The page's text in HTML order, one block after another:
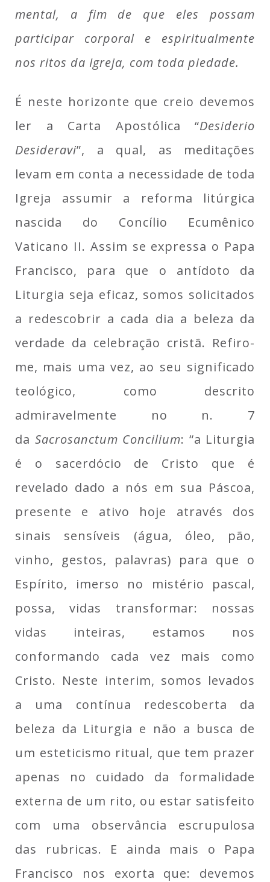
mental, a fim de que eles possam
participar corporal e espiritualmente
nos ritos da Igreja, com toda piedade.
É neste horizonte que creio devemos
ler a Carta Apostólica “Desiderio
Desideravi”, a qual, as meditações
levam em conta a necessidade de toda
Igreja assumir a reforma litúrgica
nascida do Concílio Ecumênico
Vaticano II. Assim se expressa o Papa
Francisco, para que o antídoto da
Liturgia seja eficaz, somos solicitados
a redescobrir a cada dia a beleza da
verdade da celebração cristã. Refiro-
me, mais uma vez, ao seu significado
teológico, como descrito
admiravelmente no n. 7
da Sacrosanctum Concilium: “a Liturgia
é o sacerdócio de Cristo que é
revelado dado a nós em sua Páscoa,
presente e ativo hoje através dos
sinais sensíveis (água, óleo, pão,
vinho, gestos, palavras) para que o
Espírito, imerso no mistério pascal,
possa, vidas transformar: nossas
vidas inteiras, estamos nos
conformando cada vez mais como
Cristo. Neste interim, somos levados
a uma contínua redescoberta da
beleza da Liturgia e não a busca de
um esteticismo ritual, que tem prazer
apenas no cuidado da formalidade
externa de um rito, ou estar satisfeito
com uma observância escrupulosa
das rubricas. E ainda mais o Papa
Francisco nos exorta que: devemos